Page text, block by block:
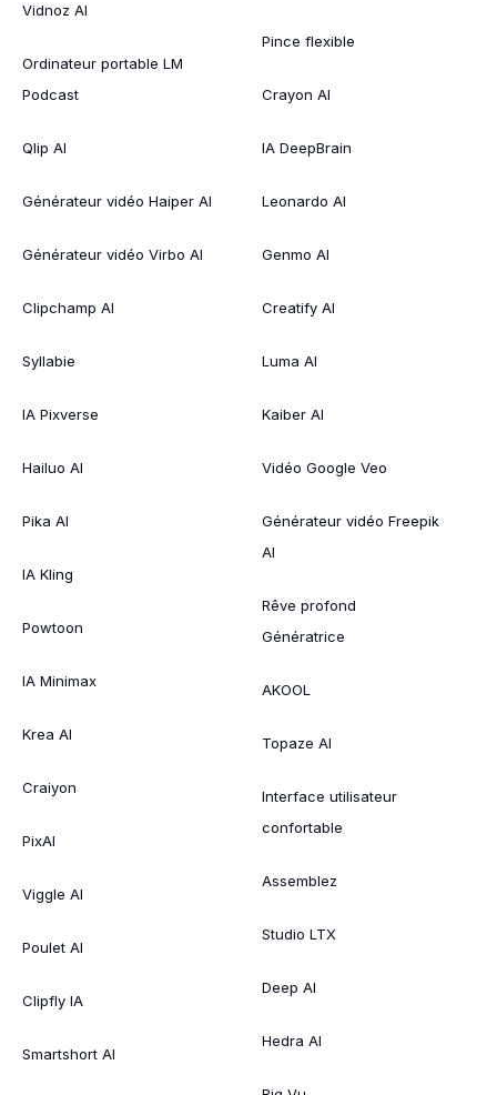
Vidnoz AI
Ordinateur portable LM
Podcast
Qlip AI
Générateur vidéo Haiper AI
Générateur vidéo Virbo AI
Clipchamp AI
Syllabie
IA Pixverse
Hailuo AI
Pika AI
IA Kling
Powtoon
IA Minimax
Krea AI
Craiyon
PixAI
Viggle AI
Poulet AI
Clipfly IA
Smartshort AI
Pince flexible
Crayon AI
IA DeepBrain
Leonardo AI
Genmo AI
Creatify AI
Luma AI
Kaiber AI
Vidéo Google Veo
Générateur vidéo Freepik
AI
Rêve profond
Génératrice
AKOOL
Topaze AI
Interface utilisateur
confortable
Assemblez
Studio LTX
Deep AI
Hedra AI